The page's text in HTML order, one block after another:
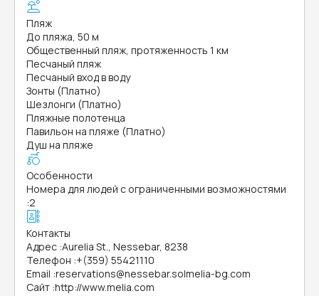
Пляж
До пляжа, 50 м
Общественный пляж, протяженность 1 км
Песчаный пляж
Песчаный вход в воду
Зонты (Платно)
Шезлонги (Платно)
Пляжные полотенца
Павильон на пляже (Платно)
Душ на пляже
Особенности
Номера для людей с ограниченными возможностями
:2
Контакты
Адрес :Aurelia St., Nessebar, 8238
Телефон :+(359) 55421110
Email :reservations@nessebar.solmelia-bg.com
Сайт :http://www.melia.com